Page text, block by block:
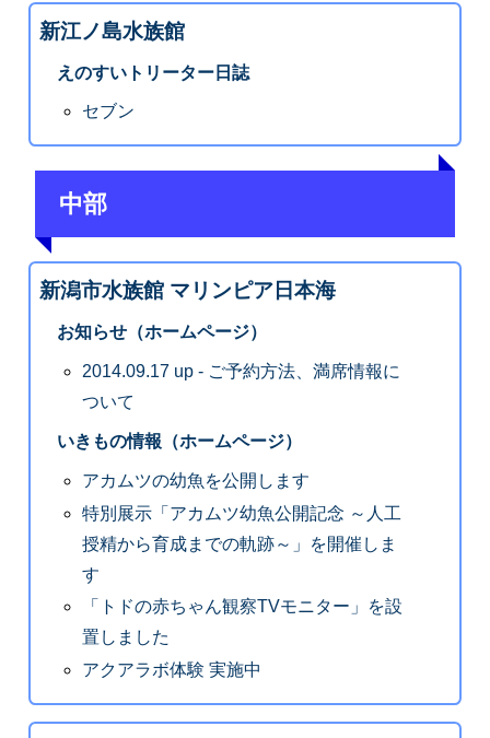
新江ノ島水族館
えのすいトリーター日誌
セブン
中部
新潟市水族館 マリンピア日本海
お知らせ（ホームページ）
2014.09.17 up - ご予約方法、満席情報に
ついて
いきもの情報（ホームページ）
アカムツの幼魚を公開します
特別展示「アカムツ幼魚公開記念 ～人工
授精から育成までの軌跡～」を開催しま
す
「トドの赤ちゃん観察TVモニター」を設
置しました
アクアラボ体験 実施中